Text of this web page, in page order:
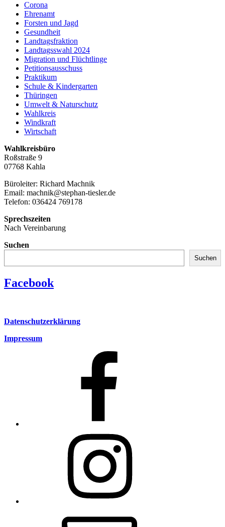
Corona
Ehrenamt
Forsten und Jagd
Gesundheit
Landtagsfraktion
Landtagsswahl 2024
Migration und Flüchtlinge
Petitionsausschuss
Praktikum
Schule & Kindergarten
Thüringen
Umwelt & Naturschutz
Wahlkreis
Windkraft
Wirtschaft
Wahlkreisbüro
Roßstraße 9
07768 Kahla
Büroleiter: Richard Machnik
Email: machnik@stephan-tiesler.de
Telefon: 036424 769178
Sprechszeiten
Nach Vereinbarung
Suchen
Suchen
Facebook
Datenschutzerklärung
Impressum